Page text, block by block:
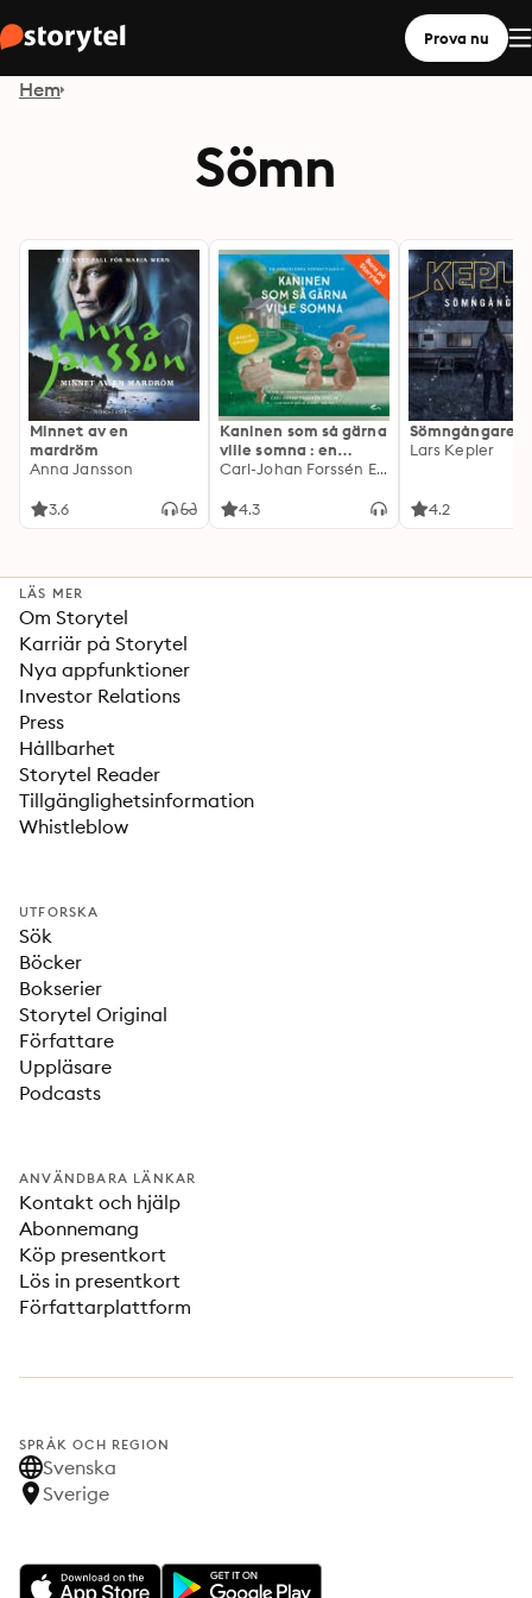
Prova nu
Hem
Sömn
Minnet av en
mardröm
Anna Jansson
3.6
Kaninen som så gärna
ville somna : en
annorlunda
Carl-Johan Forssén Ehrlin
4.3
Sömngångaren
Lars Kepler
4.2
LÄS MER
Om Storytel
Karriär på Storytel
Nya appfunktioner
Investor Relations
Press
Hållbarhet
Storytel Reader
Tillgänglighetsinformation
Whistleblow
UTFORSKA
Sök
Böcker
Bokserier
Storytel Original
Författare
Uppläsare
Podcasts
ANVÄNDBARA LÄNKAR
Kontakt och hjälp
Abonnemang
Köp presentkort
Lös in presentkort
Författarplattform
SPRÅK OCH REGION
Svenska
Sverige